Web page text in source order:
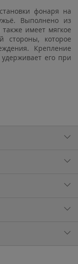
фонаря на
Выполнено из
имеет мягкое
стороны, которое
Крепление
его при